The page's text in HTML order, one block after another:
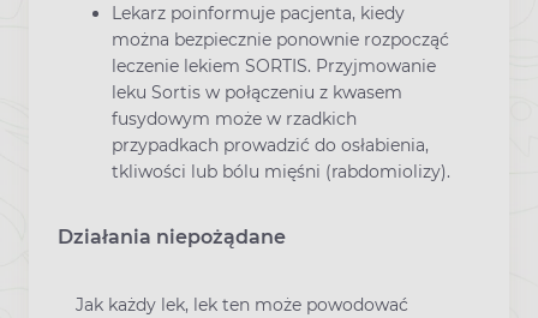
Lekarz poinformuje pacjenta, kiedy
można bezpiecznie ponownie rozpocząć
leczenie lekiem SORTIS. Przyjmowanie
leku Sortis w połączeniu z kwasem
fusydowym może w rzadkich
przypadkach prowadzić do osłabienia,
tkliwości lub bólu mięśni (rabdomiolizy).
Działania niepożądane
Jak każdy lek, lek ten może powodować